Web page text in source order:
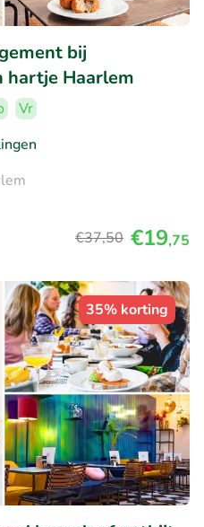
bij
hartje Haarlem
Vr
€37,50 €19,75
35% korting